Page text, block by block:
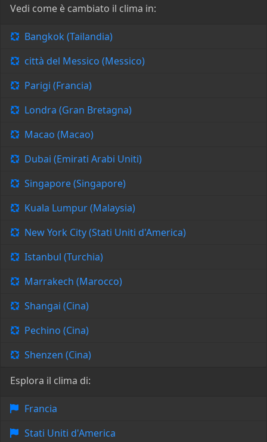
Vedi come è cambiato il clima in:
Bangkok (Tailandia)
città del Messico (Messico)
Parigi (Francia)
Londra (Gran Bretagna)
Macao (Macao)
Dubai (Emirati Arabi Uniti)
Singapore (Singapore)
Kuala Lumpur (Malaysia)
New York City (Stati Uniti d'America)
Istanbul (Turchia)
Marrakech (Marocco)
Shangai (Cina)
Pechino (Cina)
Shenzen (Cina)
Esplora il clima di:
Francia
Stati Uniti d'America